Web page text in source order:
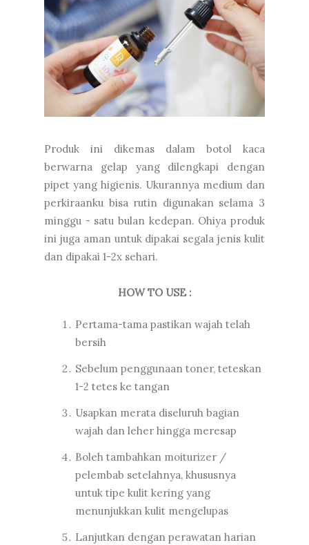
Produk ini dikemas dalam botol kaca
berwarna gelap yang dilengkapi dengan
pipet yang higienis. Ukurannya medium dan
perkiraanku bisa rutin digunakan selama 3
minggu - satu bulan kedepan. Ohiya produk
ini juga aman untuk dipakai segala jenis kulit
dan dipakai 1-2x sehari.
HOW TO USE :
Pertama-tama pastikan wajah telah
bersih
Sebelum penggunaan toner, teteskan
1-2 tetes ke tangan
Usapkan merata diseluruh bagian
wajah dan leher hingga meresap
Boleh tambahkan moiturizer /
pelembab setelahnya, khususnya
untuk tipe kulit kering yang
menunjukkan kulit mengelupas
Lanjutkan dengan perawatan harian